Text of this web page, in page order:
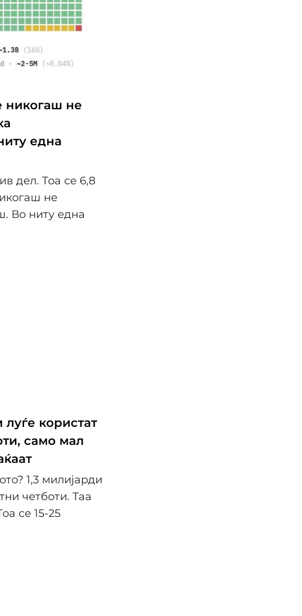
никогаш не
една
дел. Тоа се 6,8
не
Во ниту една
користат
само мал
1,3 милијарди
четботи. Таа
се 15-25